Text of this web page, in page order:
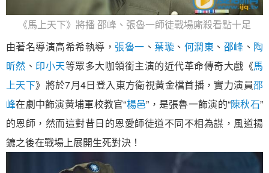
《馬上天下》將播 邵峰、張魯一師徒戰場廝殺看點十足
由著名導演高希希執導， 張魯一 、葉璇 、 何潤東 、 邵峰 、 陶
昕然 、 印小天等眾多大咖領銜主演的近代革命傳奇大戲《馬
上天下》將於7月4日登入東方衛視黃金檔首播，實力演員邵
峰在劇中飾演黃埔軍校教官“楊邑”，是張魯一飾演的“陳秋石”
的恩師，然而這對昔日的恩愛師徒道不同不相為謀，風道揚
鑣之後在戰場上展開生死對決！